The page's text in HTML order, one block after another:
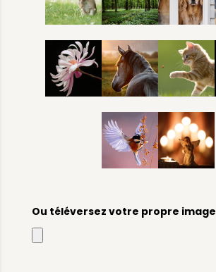
Ou téléversez votre propre image